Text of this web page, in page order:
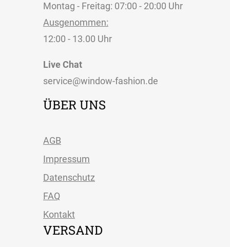
Montag - Freitag: 07:00 - 20:00 Uhr
Ausgenommen:
12:00 - 13.00 Uhr
Live Chat
service@window-fashion.de
ÜBER UNS
AGB
Impressum
Datenschutz
FAQ
Kontakt
VERSAND